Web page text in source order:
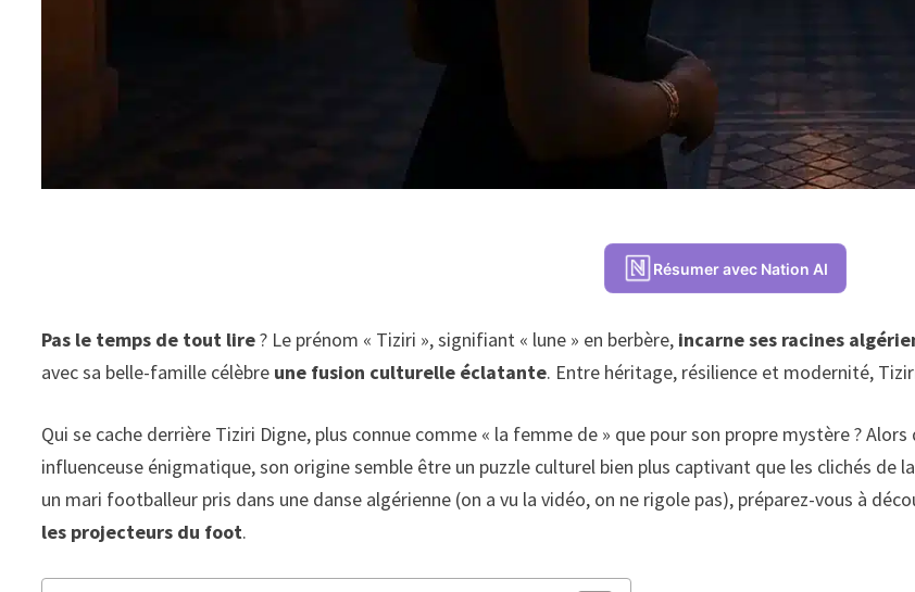
Résumer avec Nation AI
Pas le temps de tout lire? Le prénom « Tiziri », signifiant « lune » en berbère, incarne ses racines
avec sa belle-famille célèbre une fusion culturelle éclatante. Entre héritage, résilience et modernité,
Qui se cache derrière Tiziri Digne, plus connue comme « la femme de » que pour son propre mystère ?
influenceuse énigmatique, son origine semble être un puzzle culturel bien plus captivant que les clichés de
un mari footballeur pris dans une danse algérienne (on a vu la vidéo, on ne rigole pas), préparez-vous à
les projecteurs du foot.